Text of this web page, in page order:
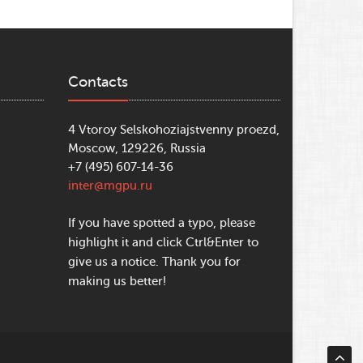
Contacts
4 Vtoroy Selskohoziajstvenny proezd,
Moscow, 129226, Russia
+7 (495) 607-14-36
inter@mgpu.ru
If you have spotted a typo, please
highlight it and click Ctrl&Enter to
give us a notice. Thank you for
making us better!